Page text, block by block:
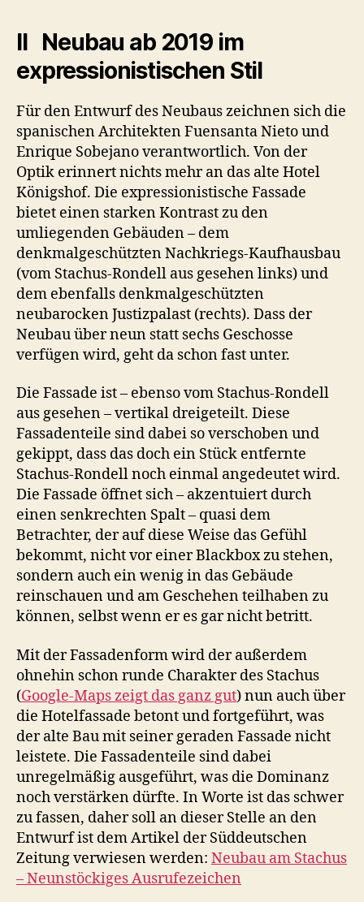
II Neubau ab 2019 im
expressionistischen Stil
Für den Entwurf des Neubaus zeichnen sich die
spanischen Architekten Fuensanta Nieto und
Enrique Sobejano verantwortlich. Von der
Optik erinnert nichts mehr an das alte Hotel
Königshof. Die expressionistische Fassade
bietet einen starken Kontrast zu den
umliegenden Gebäuden – dem
denkmalgeschützten Nachkriegs-Kaufhausbau
(vom Stachus-Rondell aus gesehen links) und
dem ebenfalls denkmalgeschützten
neubarocken Justizpalast (rechts). Dass der
Neubau über neun statt sechs Geschosse
verfügen wird, geht da schon fast unter.
Die Fassade ist – ebenso vom Stachus-Rondell
aus gesehen – vertikal dreigeteilt. Diese
Fassadenteile sind dabei so verschoben und
gekippt, dass das doch ein Stück entfernte
Stachus-Rondell noch einmal angedeutet wird.
Die Fassade öffnet sich – akzentuiert durch
einen senkrechten Spalt – quasi dem
Betrachter, der auf diese Weise das Gefühl
bekommt, nicht vor einer Blackbox zu stehen,
sondern auch ein wenig in das Gebäude
reinschauen und am Geschehen teilhaben zu
können, selbst wenn er es gar nicht betritt.
Mit der Fassadenform wird der außerdem
ohnehin schon runde Charakter des Stachus
(Google-Maps zeigt das ganz gut) nun auch über
die Hotelfassade betont und fortgeführt, was
der alte Bau mit seiner geraden Fassade nicht
leistete. Die Fassadenteile sind dabei
unregelmäßig ausgeführt, was die Dominanz
noch verstärken dürfte. In Worte ist das schwer
zu fassen, daher soll an dieser Stelle an den
Entwurf ist dem Artikel der Süddeutschen
Zeitung verwiesen werden: Neubau am Stachus
– Neunstöckiges Ausrufezeichen